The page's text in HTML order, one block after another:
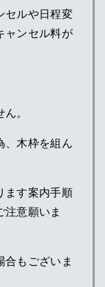
セルや日程変
ャンセル料が
。
、木枠を組ん
ます案内手順
注意願いま
合もございま